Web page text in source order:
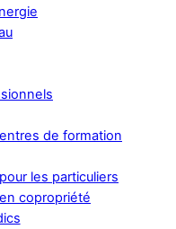
de formation
les particuliers
copropriété